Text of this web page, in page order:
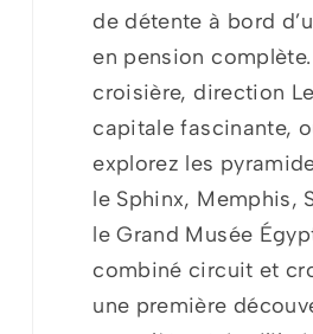
de détente à bord
en pension
croisière, direction
capitale fascinante,
explorez les
le Sphinx, Memphis,
le Grand Musée
combiné circuit et
une première